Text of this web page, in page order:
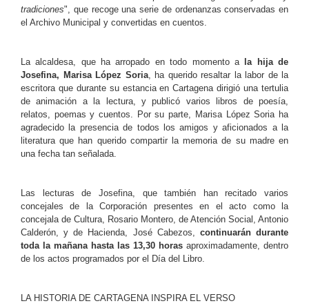
tradiciones", que recoge una serie de ordenanzas conservadas en
el Archivo Municipal y convertidas en cuentos.
La alcaldesa, que ha arropado en todo momento a la hija de
Josefina, Marisa López Soria, ha querido resaltar la labor de la
escritora que durante su estancia en Cartagena dirigió una tertulia
de animación a la lectura, y publicó varios libros de poesía,
relatos, poemas y cuentos. Por su parte, Marisa López Soria ha
agradecido la presencia de todos los amigos y aficionados a la
literatura que han querido compartir la memoria de su madre en
una fecha tan señalada.
Las lecturas de Josefina, que también han recitado varios
concejales de la Corporación presentes en el acto como la
concejala de Cultura, Rosario Montero, de Atención Social, Antonio
Calderón, y de Hacienda, José Cabezos, continuarán durante
toda la mañana hasta las 13,30 horas aproximadamente, dentro
de los actos programados por el Día del Libro.
LA HISTORIA DE CARTAGENA INSPIRA EL VERSO